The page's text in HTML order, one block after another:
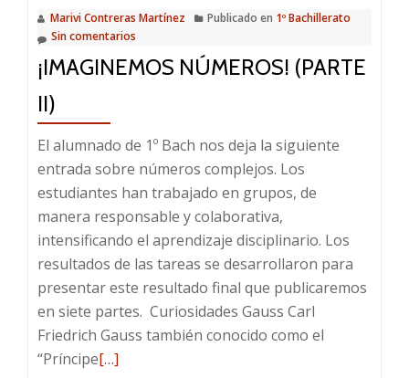
Marivi Contreras Martínez Publicado en 1º Bachillerato
Sin comentarios
¡IMAGINEMOS NÚMEROS! (PARTE
II)
El alumnado de 1º Bach nos deja la siguiente
entrada sobre números complejos. Los
estudiantes han trabajado en grupos, de
manera responsable y colaborativa,
intensificando el aprendizaje disciplinario. Los
resultados de las tareas se desarrollaron para
presentar este resultado final que publicaremos
en siete partes. Curiosidades Gauss Carl
Friedrich Gauss también conocido como el
“PríncipeLeer
[…]